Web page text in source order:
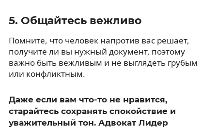
5. Общайтесь вежливо
Помните, что человек напротив вас решает,
получите ли вы нужный документ, поэтому
важно быть вежливым и не выглядеть грубым
или конфликтным.
Даже если вам что-то не нравится,
старайтесь сохранять спокойствие и
уважительный тон. Адвокат Лидер